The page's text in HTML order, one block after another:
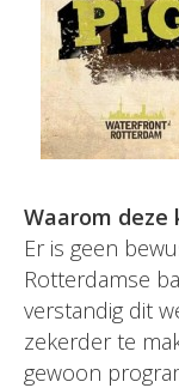
Waarom deze
Er is geen
Rotterdamse
verstandig dit
zekerder te
gewoon